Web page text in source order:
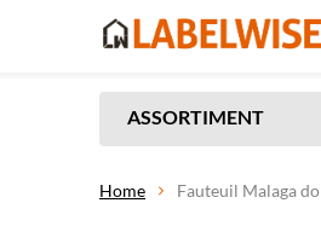
ASSORTIMENT
Home Fauteuil Malaga